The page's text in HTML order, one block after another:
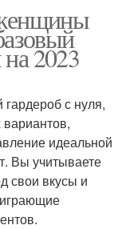
2023
гардероб с нуля,
вариантов,
идеальной
Вы учитываете
свои вкусы и